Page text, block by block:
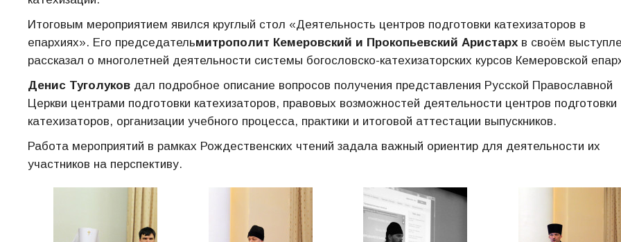
Итоговым мероприятием явился круглый стол «Деятельность центров подготовки катехизаторов в
епархиях». Его председательмитрополит Кемеровский и Прокопьевский Аристарх в своём
рассказал о многолетней деятельности системы богословско-катехизаторских курсов Кемеровской
Денис Туголуков дал подробное описание вопросов получения представления Русской Православной
Церкви центрами подготовки катехизаторов, правовых возможностей деятельности центров подготовки
катехизаторов, организации учебного процесса, практики и итоговой аттестации выпускников.
Работа мероприятий в рамках Рождественских чтений задала важный ориентир для деятельности их
участников на перспективу.